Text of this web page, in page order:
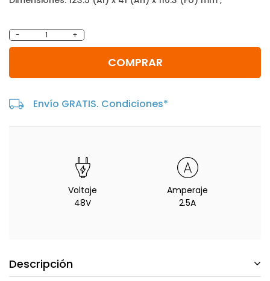
- +
COMPRAR
Envío GRATIS. Condiciones*
Voltaje
48V
Amperaje
2.5A
Descripción